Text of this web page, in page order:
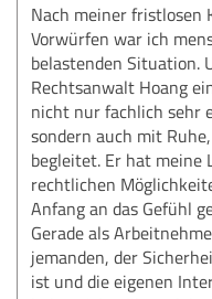
Nach meiner fristlosen
Vorwürfen war ich
belastenden Situation.
Rechtsanwalt Hoang
nicht nur fachlich sehr
sondern auch mit
begleitet. Er hat meine
rechtlichen
Anfang an das Gefühl
Gerade als
jemanden, der
ist und die eigenen